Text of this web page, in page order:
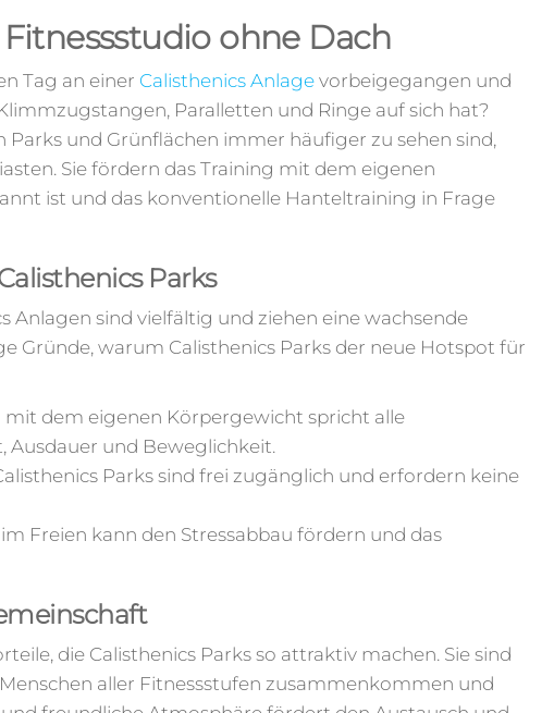
ohne Dach
Tag an einer Calisthenics Anlage vorbeigegangen und
Paralletten und Ringe auf sich hat?
Parks und Grünflächen immer häufiger zu sehen sind,
Sie fördern das Training mit dem eigenen
ist und das konventionelle Hanteltraining in Frage
Parks
Anlagen sind vielfältig und ziehen eine wachsende
Gründe, warum Calisthenics Parks der neue Hotspot für
mit dem eigenen Körpergewicht spricht alle
Ausdauer und Beweglichkeit.
Parks sind frei zugänglich und erfordern keine
Freien kann den Stressabbau fördern und das
die Calisthenics Parks so attraktiv machen. Sie sind
aller Fitnessstufen zusammenkommen und